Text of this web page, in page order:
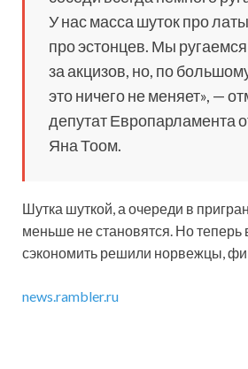
У нас масса шуток про
про эстонцев. Мы ругаемся
за акцизов, но, по
это ничего не меняет», —
депутат Европарламента
Яна Тоом.
Шутка шуткой, а очереди в
меньше не становятся. Но теперь
сэкономить решили норвежцы,
news.rambler.ru